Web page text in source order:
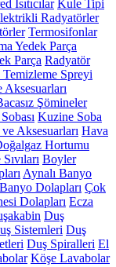
Isıtıcılar Kule Tipi
Radyatörler
Termosifonlar
Yedek Parça
Parça Radyatör
Spreyi
Aksesuarları
Şömineler
Kuzine Soba
Aksesuarları Hava
Hortumu
Boyler
Aynalı Banyo
Dolapları Çok
Dolapları Ecza
Duş
Sistemleri Duş
Duş Spiralleri El
Köşe Lavabolar